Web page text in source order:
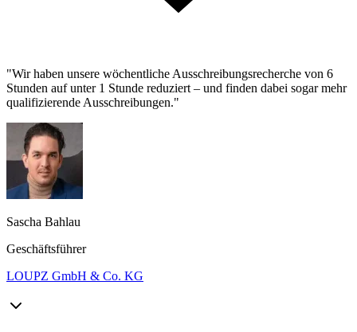
"Wir haben unsere wöchentliche Ausschreibungsrecherche von 6
Stunden auf unter 1 Stunde reduziert – und finden dabei sogar mehr
qualifizierende Ausschreibungen."
Sascha Bahlau
Geschäftsführer
LOUPZ GmbH & Co. KG